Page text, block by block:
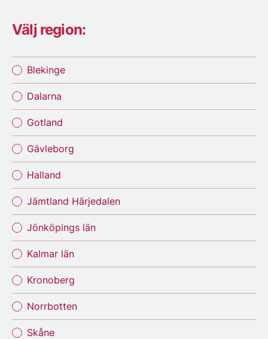
Välj region:
Blekinge
Dalarna
Gotland
Gävleborg
Halland
Jämtland Härjedalen
Jönköpings län
Kalmar län
Kronoberg
Norrbotten
Skåne